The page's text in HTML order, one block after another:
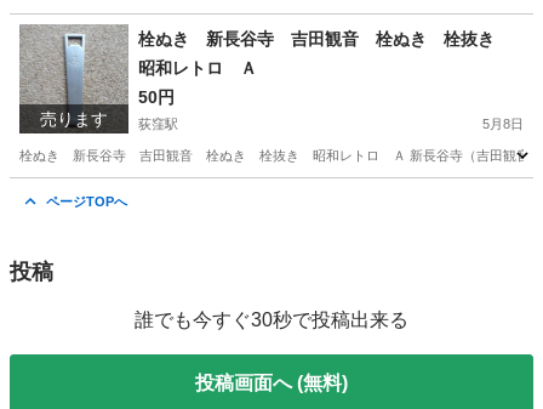
東京 杉並区 荻窪駅 その他 鉄棒
売ります
栓ぬき 新長谷寺 吉田観音 栓ぬき 栓抜き
昭和レトロ Ａ
50円
荻窪駅 5月8日
栓ぬき 新長谷寺 吉田観音 栓ぬき 栓抜き 昭和レトロ Ａ 新長谷寺（吉田観音）の
ページTOPへ
投稿
誰でも今すぐ30秒で投稿出来る
投稿画面へ (無料)